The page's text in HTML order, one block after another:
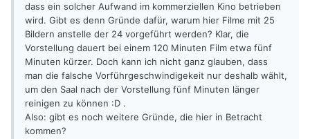
dass ein solcher Aufwand im kommerziellen Kino betrieben
wird. Gibt es denn Gründe dafür, warum hier Filme mit 25
Bildern anstelle der 24 vorgeführt werden? Klar, die
Vorstellung dauert bei einem 120 Minuten Film etwa fünf
Minuten kürzer. Doch kann ich nicht ganz glauben, dass
man die falsche Vorführgeschwindigekeit nur deshalb wählt,
um den Saal nach der Vorstellung fünf Minuten länger
reinigen zu können :D .
Also: gibt es noch weitere Gründe, die hier in Betracht
kommen?